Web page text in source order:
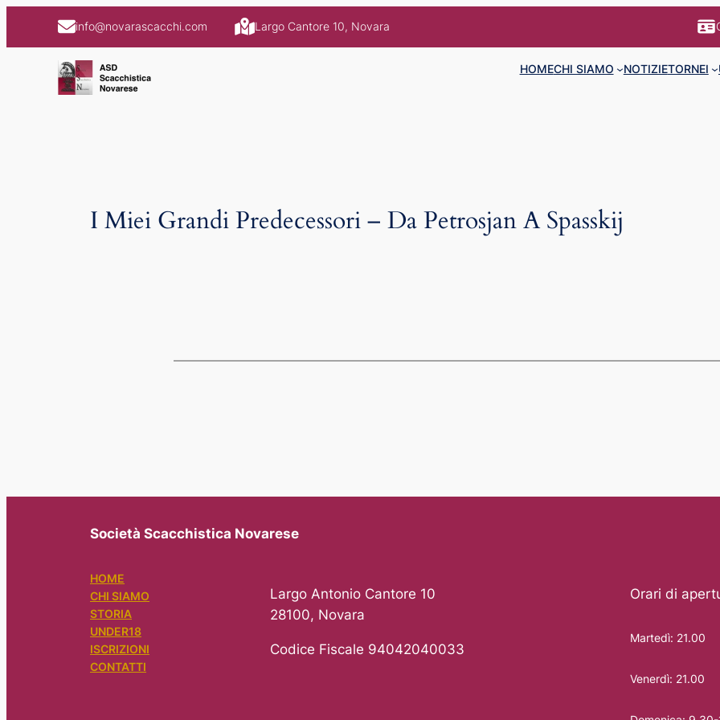
info@novarascacchi.com Largo Cantore 10, Novara
HOMECHI SIAMO NOTIZIETORNEI
I Miei Grandi Predecessori – Da Petrosjan A Spasskij
Società Scacchistica Novarese
HOME
CHI SIAMO
STORIA
UNDER18
ISCRIZIONI
CONTATTI
Largo Antonio Cantore 10
28100, Novara
Codice Fiscale 94042040033
Orari di
Martedì: 21.00
Venerdì: 21.00